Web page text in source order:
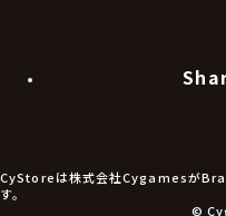
食品・飲料品
アパレル小物
アクセサリー
CyStoreは株式会社Cygamesが
す。
©